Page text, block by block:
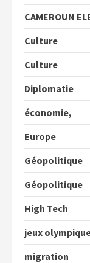
CAMEROUN
Culture
Culture
Diplomatie
économie,
Europe
Géopolitique
Géopolitique
High Tech
jeux
migration